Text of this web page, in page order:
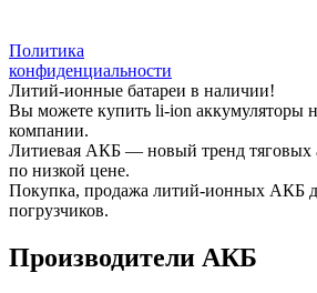
Политика
конфиденциальности
Литий-ионные батареи в наличии!
Вы можете купить li-ion аккумуляторы
компании.
Литиевая АКБ — новый тренд тяговых
по низкой цене.
Покупка, продажа литий-ионных АКБ
погрузчиков.
Производители АКБ